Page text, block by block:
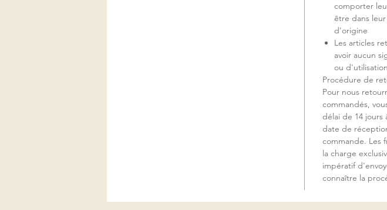
comporter
être dans
d'origine
Les articles
avoir aucun
ou d'utilisation
Procédure de
Pour nous
commandés,
délai de 14 jours
date de
commande. Les
la charge
impératif
connaître la